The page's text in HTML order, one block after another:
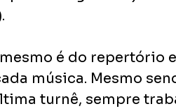
é do repertório
música. Mesmo
turnê, sempre